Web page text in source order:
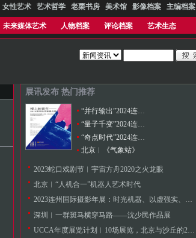
女性艺术 艺术哲学 老栗书房 美术馆 影像档案 主编档案
未来媒体艺术 人物档案 评论档案 艺术生态
展讯发布 热门推荐
“并行输出”2024连州国际摄影年展
北京︱《气象站》
2023蛇口戏剧节︱宇宙方舟2020之火龙眼
北京︱“人机合一”机器人艺术时代
2023连州国际摄影年展：时光机器、以虚强实、同行际遇、降河洄游
深圳︱一群斑马横穿马路——沈少民作品展
UCCA年度展览计划︱10场展览，北京与沙丘的2024